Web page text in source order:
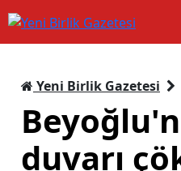
Yeni Birlik Gazetesi
duvarı